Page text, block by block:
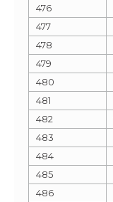
476
477
478
479
480
481
482
483
484
485
486